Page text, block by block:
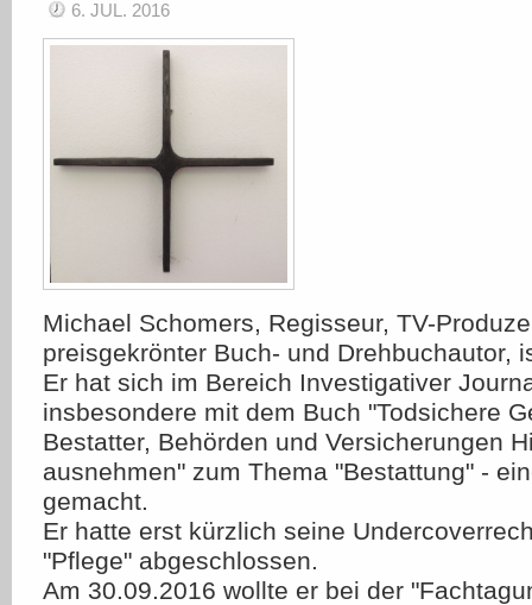
6. JUL. 2016
Michael Schomers, Regisseur, TV-
preisgekrönter Buch- und Drehbuchautor,
Er hat sich im Bereich Investigativer
insbesondere mit dem Buch "Todsichere
Bestatter, Behörden und Versicherungen
ausnehmen" zum Thema "Bestattung" -
gemacht.
Er hatte erst kürzlich seine
"Pflege" abgeschlossen.
Am 30.09.2016 wollte er bei der